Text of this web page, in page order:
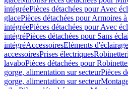
intégréePièces détachées pour Avec
glacePièces détachées pour Armoires
intégréePièces détachées pour Avec
intégréPièces détachées pour Sans
intégréAccessoiresEléments d'éclairage
accessoiresPrises électriques
lavaboPièces détachées pour
gorge, alimentation sur secteurPièces
gorge, alimentation sur secteur